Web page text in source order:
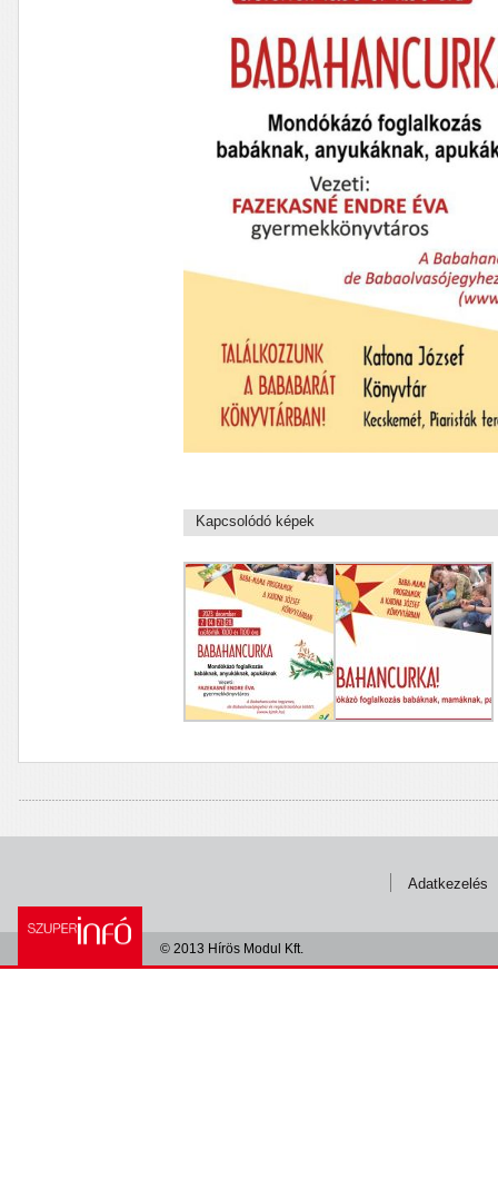
Kapcsolódó képek
Adatkezelés
© 2013 Hírös Modul Kft.